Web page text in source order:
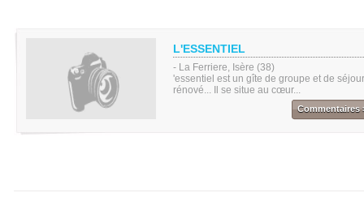
L'ESSENTIEL
- La Ferriere, Isère (38)
'essentiel est un gîte de groupe et de
rénové... Il se situe au cœur...
Commentaires